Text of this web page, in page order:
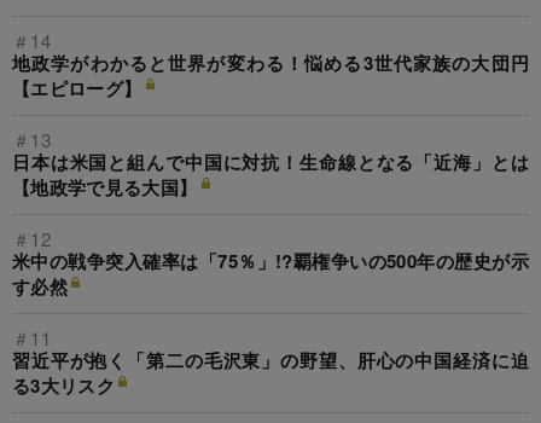
＃14
地政学がわかると世界が変わる！悩める3世代家族の大団円
【エピローグ】
＃13
日本は米国と組んで中国に対抗！生命線となる「近海」とは
【地政学で見る大国】
＃12
米中の戦争突入確率は「75％」!?覇権争いの500年の歴史が示
す必然
＃11
習近平が抱く「第二の毛沢東」の野望、肝心の中国経済に迫
る3大リスク